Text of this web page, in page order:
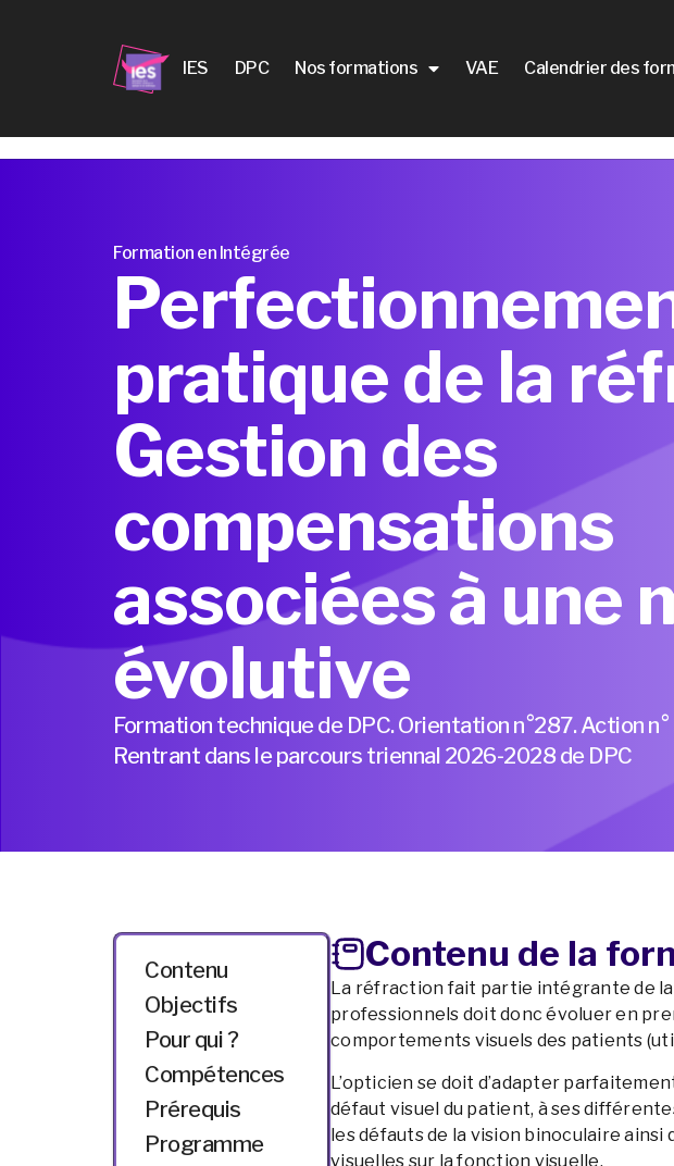
IES DPC Nos formations VAE Calendrier des
Formation en Intégrée
pratique de la
Gestion des
compensations
associées à une
évolutive
Formation technique de DPC. Orientation n°287. Action
Rentrant dans le parcours triennal 2026-2028 de DPC
Contenu
Objectifs
Pour qui ?
Compétences
Prérequis
Programme
Contenu de la
La réfraction fait partie intégrante de
professionnels doit donc évoluer en
comportements visuels des patients
L’opticien se doit d’adapter
défaut visuel du patient, à ses
les défauts de la vision binoculaire
visuelles sur la fonction visuelle.